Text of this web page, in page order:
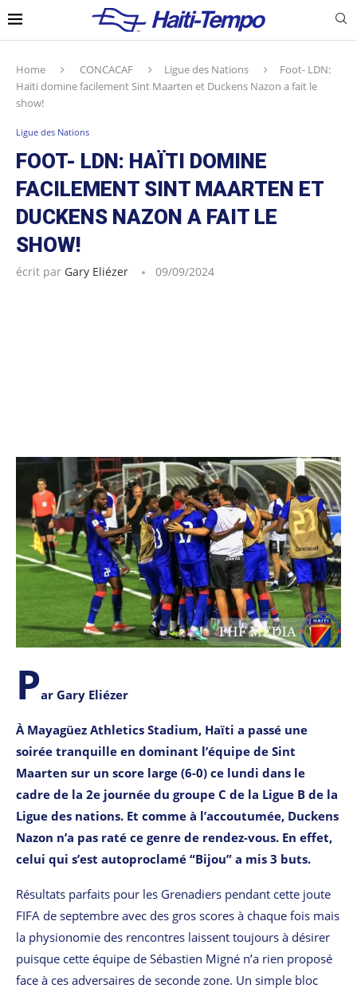
Home CONCACAF Ligue des Nations
Foot- LDN:
Haïti domine facilement Sint Maarten et Duckens Nazon a fait le
show!
Ligue des Nations
FOOT- LDN: HAÏTI DOMINE
FACILEMENT SINT MAARTEN ET
DUCKENS NAZON A FAIT LE
SHOW!
écrit par Gary Eliézer 09/09/2024
Par Gary Eliézer
À Mayagüez Athletics Stadium, Haïti a passé une
soirée tranquille en dominant l’équipe de Sint
Maarten sur un score large (6-0) ce lundi dans le
cadre de la 2e journée du groupe C de la Ligue B de la
Ligue des nations. Et comme à l’accoutumée, Duckens
Nazon n’a pas raté ce genre de rendez-vous. En effet,
celui qui s’est autoproclamé “Bijou” a mis 3 buts.
Résultats parfaits pour les Grenadiers pendant cette joute
FIFA de septembre avec des gros scores à chaque fois mais
la physionomie des rencontres laissent toujours à désirer
puisque cette équipe de Sébastien Migné n’a rien proposé
face à ces adversaires de seconde zone. Un simple bloc